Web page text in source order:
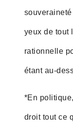
yeux de tout
rationnelle
étant au-
*En
droit tout ce